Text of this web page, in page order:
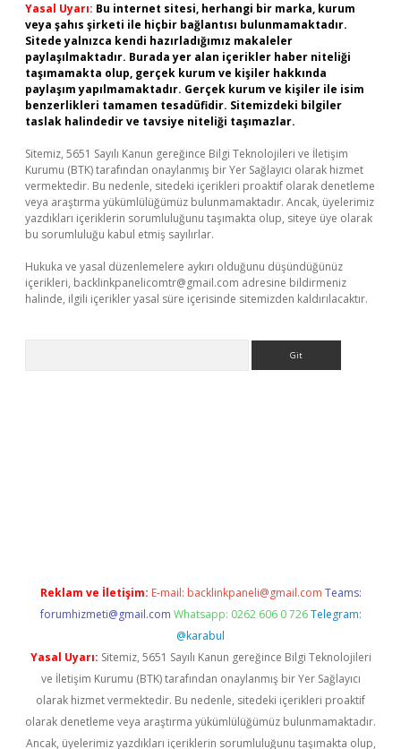
Yasal Uyarı: Bu internet sitesi, herhangi bir marka, kurum
veya şahıs şirketi ile hiçbir bağlantısı bulunmamaktadır.
Sitede yalnızca kendi hazırladığımız makaleler
paylaşılmaktadır. Burada yer alan içerikler haber niteliği
taşımamakta olup, gerçek kurum ve kişiler hakkında
paylaşım yapılmamaktadır. Gerçek kurum ve kişiler ile isim
benzerlikleri tamamen tesadüfidir. Sitemizdeki bilgiler
taslak halindedir ve tavsiye niteliği taşımazlar.
Sitemiz, 5651 Sayılı Kanun gereğince Bilgi Teknolojileri ve İletişim
Kurumu (BTK) tarafından onaylanmış bir Yer Sağlayıcı olarak hizmet
vermektedir. Bu nedenle, sitedeki içerikleri proaktif olarak denetleme
veya araştırma yükümlülüğümüz bulunmamaktadır. Ancak, üyelerimiz
yazdıkları içeriklerin sorumluluğunu taşımakta olup, siteye üye olarak
bu sorumluluğu kabul etmiş sayılırlar.
Hukuka ve yasal düzenlemelere aykırı olduğunu düşündüğünüz
içerikleri, backlinkpanelicomtr@gmail.com adresine bildirmeniz
halinde, ilgili içerikler yasal süre içerisinde sitemizden kaldırılacaktır.
Reklam ve İletişim: E-mail: backlinkpaneli@gmail.com Teams:
forumhizmeti@gmail.com Whatsapp: 0262 606 0 726 Telegram:
@karabul
Yasal Uyarı: Sitemiz, 5651 Sayılı Kanun gereğince Bilgi Teknolojileri
ve İletişim Kurumu (BTK) tarafından onaylanmış bir Yer Sağlayıcı
olarak hizmet vermektedir. Bu nedenle, sitedeki içerikleri proaktif
olarak denetleme veya araştırma yükümlülüğümüz bulunmamaktadır.
Ancak, üyelerimiz yazdıkları içeriklerin sorumluluğunu taşımakta olup,